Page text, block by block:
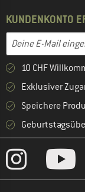
KUNDENKONTO
E-Mail-Adresse
Gib hier deine E-
10 CHF
Exklusiver
Speichere